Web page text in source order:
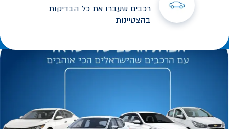
רכבים שעברו את כל הבדיקות
בהצטיינות